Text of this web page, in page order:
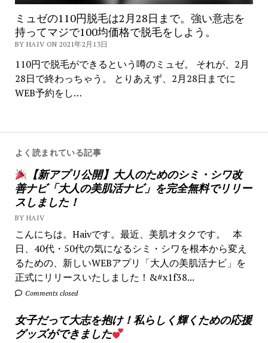
よく読まれている記事
【新アプリ公開】大人のためのシミ・シワ改
善ナビ「大人の美肌活ナビ」を完全無料でリリー
スしました！
BY HAIV
こんにちは。Haivです。最近、美肌オタクです。 本
日、40代・50代の気になるシミ・シワを根本から変え
るための、新しいWEBアプリ「大人の美肌活ナビ」を
正式にリリースいたしました！&#x1f38...
Comments closed
女子だって大志を抱け！私らしく輝くための応援
グッズができました
ミュゼの110円脱毛は2月28日まで。強い意志を
持ってマジで100均価格で脱毛をしよう。
BY HAIV ON 2021年2月13日
110円で脱毛ができるという噂のミュゼ。 それが、2月
28日で終わっちゃう。 とりあえず、2月28日までに
WEB予約をし…